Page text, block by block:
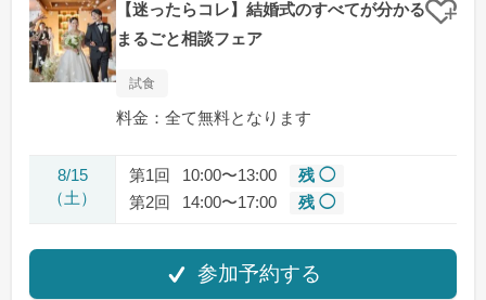
【迷ったらコレ】結婚式のすべてが分かる
まるごと相談フェア
クリ
試食
料金：全て無料となります
8/15
（土）
第1回 10:00〜13:00
残 ◯
第2回
14:00〜17:00 残 ◯
参加予約する